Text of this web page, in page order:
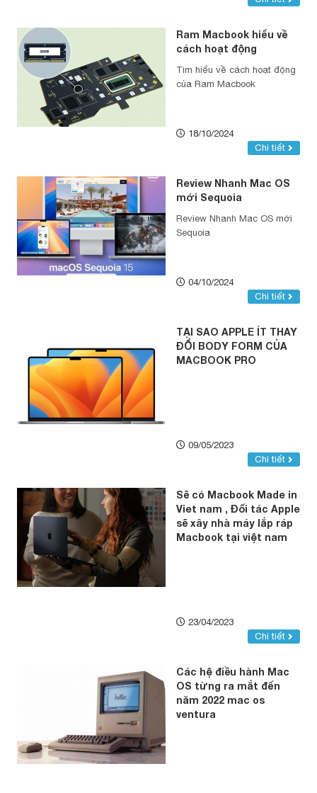
Ram Macbook hiểu về
cách hoạt động
Tìm hiểu về cách hoạt động
của Ram Macbook
18/10/2024
Chi tiết
Review Nhanh Mac OS
mới Sequoia
Review Nhanh Mac OS mới
Sequoia
04/10/2024
Chi tiết
TẠI SAO APPLE ÍT THAY
ĐỔI BODY FORM CỦA
MACBOOK PRO
09/05/2023
Chi tiết
Sẽ có Macbook Made in
Viet nam , Đối tác Apple
sẽ xây nhà máy lắp ráp
Macbook tại việt nam
23/04/2023
Chi tiết
Các hệ điều hành Mac
OS từng ra mắt đến
năm 2022 mac os
ventura